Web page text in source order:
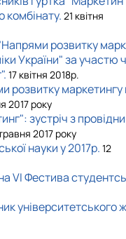
комбінату. 21 квітня
розвитку марк
України" за участю ч
17 квітня 2018р.
розвитку маркетингу
2017 року
зустріч з провідни
2017 року
науки у 2017р. 12
VI Фестива студентсь
університетського ж